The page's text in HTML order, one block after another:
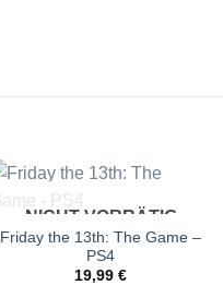
NICHT VORRÄTIG
Friday the 13th: The Game –
PS4
19,99 €